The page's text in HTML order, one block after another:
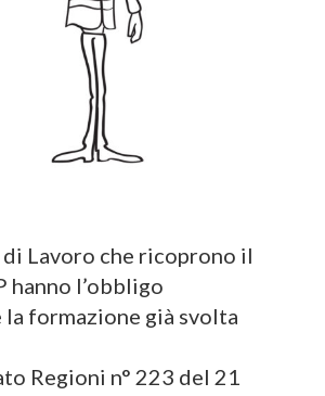
Lavoro che ricoprono il
hanno l’obbligo
formazione già svolta
Regioni n° 223 del 21